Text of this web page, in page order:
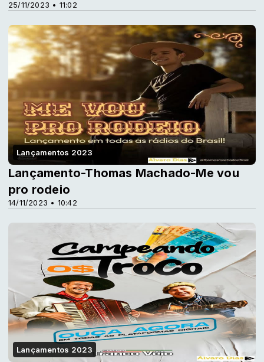
25/11/2023 • 11:02
Lançamentos 2023
14/11/2023 • 10:42
Lançamento-Thomas Machado-Me vou
pro rodeio
Lançamentos 2023